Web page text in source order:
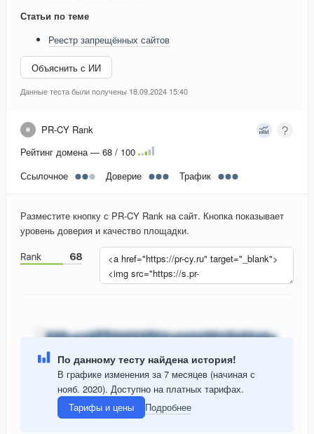
Статьи по теме
Реестр запрещённых сайтов
Объяснить с ИИ
Данные теста были получены 18.09.2024 15:40
PR-CY Rank
Рейтинг домена — 68 / 100
Ссылочное
Доверие Трафик
Разместите кнопку с PR-CY Rank на сайт. Кнопка показывает
уровень доверия и качество площадки.
По данному тесту найдена история!
В графике изменения за 7 месяцев (начиная с
нояб. 2020). Доступно на платных тарифах.
Тарифы и цены
Подробнее